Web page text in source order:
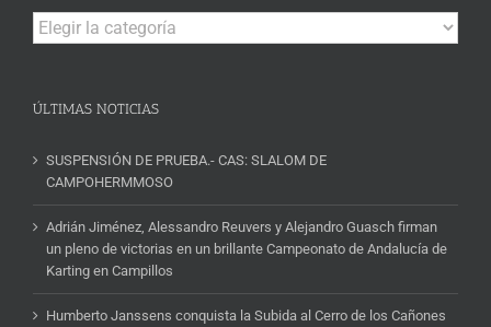
Campeonatos
y
ÚLTIMAS NOTICIAS
SUSPENSIÓN DE PRUEBA.- CAS: SLALOM DE
CAMPOHERMMOSO
Adrián Jiménez, Alessandro Reuvers y Alejandro Guasch firman
un pleno de victorias en un brillante Campeonato de Andalucía de
Karting en Campillos
Humberto Janssens conquista la Subida al Cerro de los Cañones